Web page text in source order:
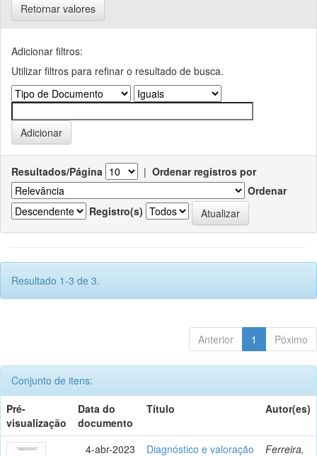
Retornar valores
Adicionar filtros:
Utilizar filtros para refinar o resultado de busca.
Resultados/Página | Ordenar registros por
Ordenar
Registro(s)
Resultado 1-3 de 3.
Anterior 1 Póximo
Conjunto de itens:
Pré-
visualização
Data do
documento
Título Autor(es)
4-abr-2023
Diagnóstico e valoração
Ferreira,